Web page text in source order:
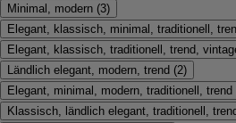
Minimal, modern (3)
Elegant, klassisch, minimal, traditionell,
Elegant, klassisch, traditionell, trend,
Ländlich elegant, modern, trend (2)
Elegant, minimal, modern, traditionell, trend
Klassisch, ländlich elegant, traditionell,